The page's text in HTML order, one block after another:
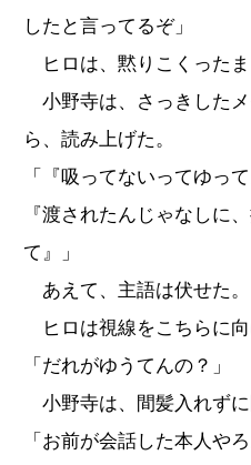
したと言ってるぞ」
ヒロは、黙りこくったま
小野寺は、さっきした
ら、読み上げた。
「『吸ってないってゆっ
『渡されたんじゃなしに
て』」
あえて、主語は伏せた。
ヒロは視線をこちらに向
「だれがゆうてんの？」
小野寺は、間髪入れずに
「お前が会話した本人や